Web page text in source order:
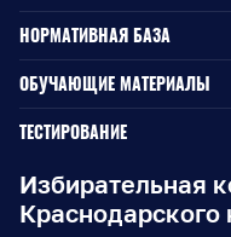
Избирательная
Краснодарского
НОРМАТИВНАЯ БАЗА
Законодательство РФ
Законодательство КК
Документы ЦИК России
Документы ИККК
ОБУЧАЮЩИЕ МАТЕРИАЛЫ
Для окружной
Для территориальной
Для участковой
ТЕСТИРОВАНИЕ
Для членов участковых